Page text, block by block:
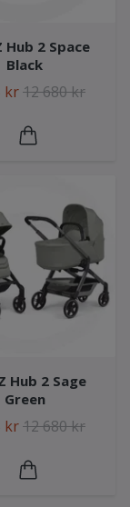
Hub 2 Space
Black
kr12 680 kr
Hub 2 Sage
Green
kr12 680 kr